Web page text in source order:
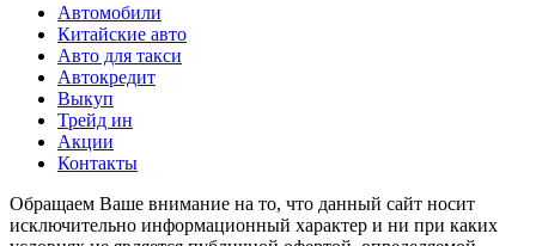
Автомобили
Китайские авто
Авто для такси
Автокредит
Выкуп
Трейд ин
Акции
Контакты
Обращаем Ваше внимание на то, что данный сайт носит
исключительно информационный характер и ни при каких